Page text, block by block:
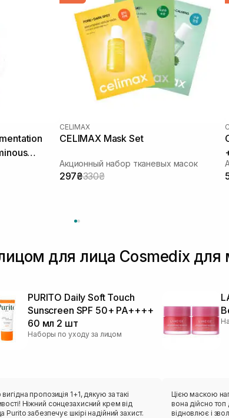
CELIMAX
CELIMAX Mask Set
Акционный набор тканевых масок
297₴330₴
для лица Cosmedix
PURITO Daily Soft Touch
Sunscreen SPF 50+ PA++++
60 мл 2 шт
Наборы по уходу за лицом
пропозиція 1+1, дякую за такі
Ніжний сонцезахисний крем від
Purito забезпечує шкірі надійний захист.
Цією маскою
вона дійсно топ
відновлює і